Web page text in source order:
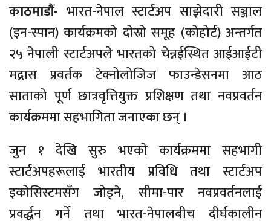
काठमाडौं- भारत-नेपाल स्टार्टअप साझेदारी सञ्जाल
(इन-स्पान) कार्यक्रमको दोस्रो समूह (कोहोर्ट) अन्तर्गत
२५ नेपाली स्टार्टअपले भारतको चेन्नईस्थित आईआईटी
मद्रास प्रवर्तक टेक्नोलोजिज फाउन्डेसनमा आठ
साताको पूर्ण छात्रवृत्तियुक्त प्रशिक्षण तथा नवप्रवर्तन
कार्यक्रममा सहभागिता जनाएका छन् ।
जुन १ देखि सुरु भएको कार्यक्रममा सहभागी
स्टार्टअपहरूलाई भारतीय प्रविधि तथा स्टार्टअप
इकोसिस्टमसँग जोड्ने, सीमा-पार नवप्रवर्तनलाई
प्रवर्द्धन गर्ने तथा भारत-नेपालबीच दीर्घकालीन